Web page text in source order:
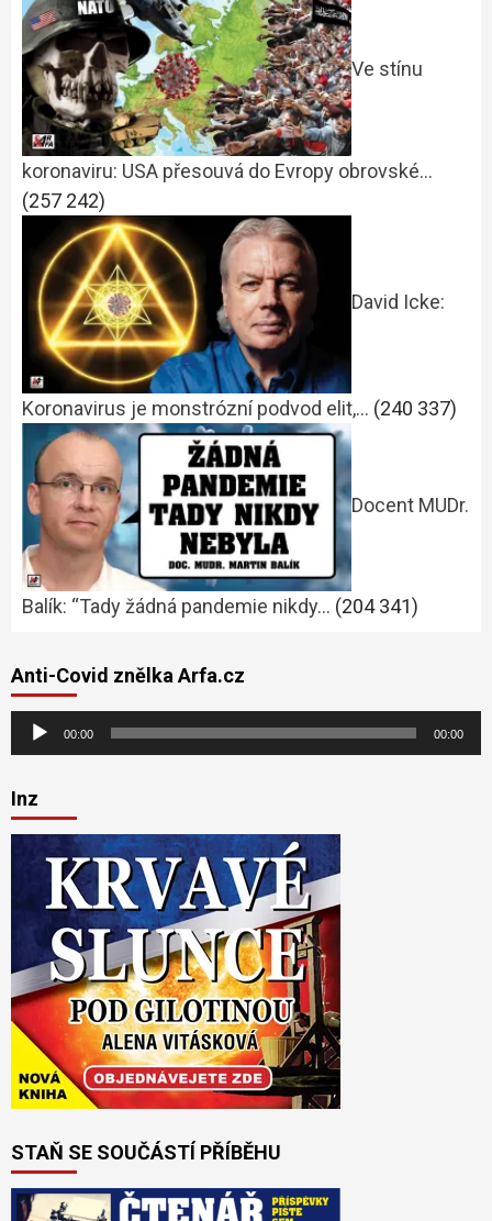
Ve stínu
koronaviru: USA přesouvá do Evropy obrovské…
(257 242)
David Icke:
Koronavirus je monstrózní podvod elit,… (240 337)
Docent MUDr.
Balík: “Tady žádná pandemie nikdy… (204 341)
Anti-Covid znělka Arfa.cz
Audio
přehrávač
00:00 00:00
Inz
STAŇ SE SOUČÁSTÍ PŘÍBĚHU